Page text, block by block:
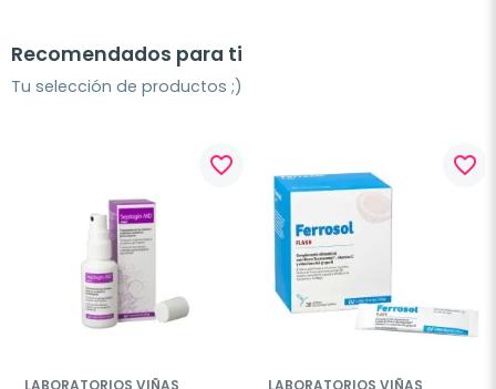
Recomendados para ti
Tu selección de productos ;)
favorite_border
LABORATORIOS VIÑAS
favorite_border
LABORATORIOS VIÑAS